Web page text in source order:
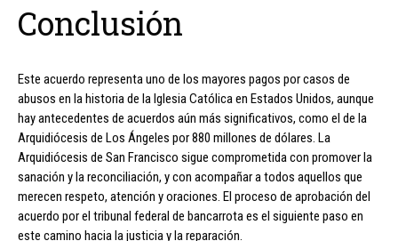
Conclusión
Este acuerdo representa uno de los mayores pagos por casos de
abusos en la historia de la Iglesia Católica en Estados Unidos, aunque
hay antecedentes de acuerdos aún más significativos, como el de la
Arquidiócesis de Los Ángeles por 880 millones de dólares. La
Arquidiócesis de San Francisco sigue comprometida con promover la
sanación y la reconciliación, y con acompañar a todos aquellos que
merecen respeto, atención y oraciones. El proceso de aprobación del
acuerdo por el tribunal federal de bancarrota es el siguiente paso en
este camino hacia la justicia y la reparación.